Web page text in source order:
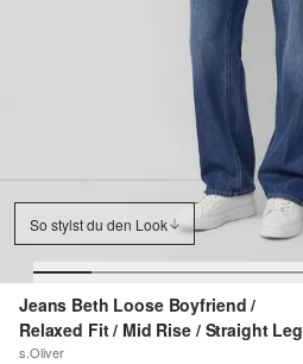
So stylst du den Look
Jeans Beth Loose Boyfriend /
Relaxed Fit / Mid Rise / Straight Leg
s.Oliver